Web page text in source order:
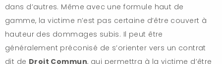
dans d’autres. Même avec une formule haut de
gamme, la victime n’est pas certaine d’être couvert à
hauteur des dommages subis. Il peut être
généralement préconisé de s’orienter vers un contrat
dit de Droit Commun, qui permettra à la victime d’être